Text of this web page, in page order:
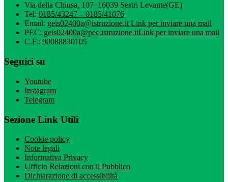
Via della Chiusa, 107–16039 Sestri Levante(GE)
Tel: 0185/43247 – 0185/41076
Email: geis02400a@istruzione.itLink per inviare una mail
PEC: geis02400a@pec.istruzione.itLink per inviare una mail
C.F.: 90088830105
Seguici su
Youtube
Instagram
Telegram
Sezione Link Utili
Cookie policy
Note legali
Informativa Privacy
Ufficio Relazioni con il Pubblico
Dichiarazione di accessibilità